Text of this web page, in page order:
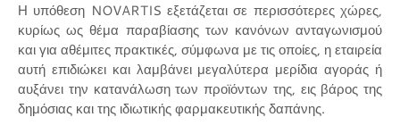
Η υπόθεση NOVARTIS εξετάζεται σε περισσότερες χώρες,
κυρίως ως θέμα παραβίασης των κανόνων ανταγωνισμού
και για αθέμιτες πρακτικές, σύμφωνα με τις οποίες, η εταιρεία
αυτή επιδιώκει και λαμβάνει μεγαλύτερα μερίδια αγοράς ή
αυξάνει την κατανάλωση των προϊόντων της, εις βάρος της
δημόσιας και της ιδιωτικής φαρμακευτικής δαπάνης.